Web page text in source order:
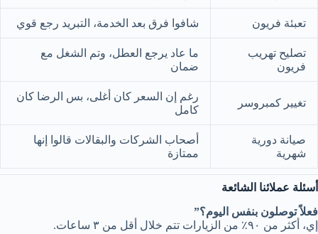
تعبئة فريون شافوا فرق بعد الخدمة، التبريد رجع قوي
تصليح تهريب
فريون
ما عاد يرجع العطل، وتم الشغل مع
ضمان
تغيير كمبروسر
رغم إن السعر كان أغلى، بس الرضا كان
كامل
صيانة دورية
شهرية
أصحاب الشركات والبقالات قالوا إنها
ممتازة
أسئلة عملائنا الشائعة
فعلاً توصلون بنفس اليوم؟”
إي، أكثر من ٩٠٪ من الزيارات تتم خلال أقل من ٣ ساعات.